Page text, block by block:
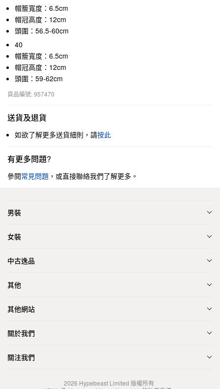
帽簷寬度：6.5cm
帽冠高度：12cm
頭圍：56.5-60cm
40
帽簷寬度：6.5cm
帽冠高度：12cm
頭圍：59-62cm
貨品編號: 957470
送貨及退貨
如欲了解更多送貨細則，請按此
有更多問題?
參閱常見問題 ，或直接聯絡我們了解更多。
男裝
女裝
中古逸品
其他
其他網站
關於我們
關注我們
2026 Hypebeast Limited 版權所有